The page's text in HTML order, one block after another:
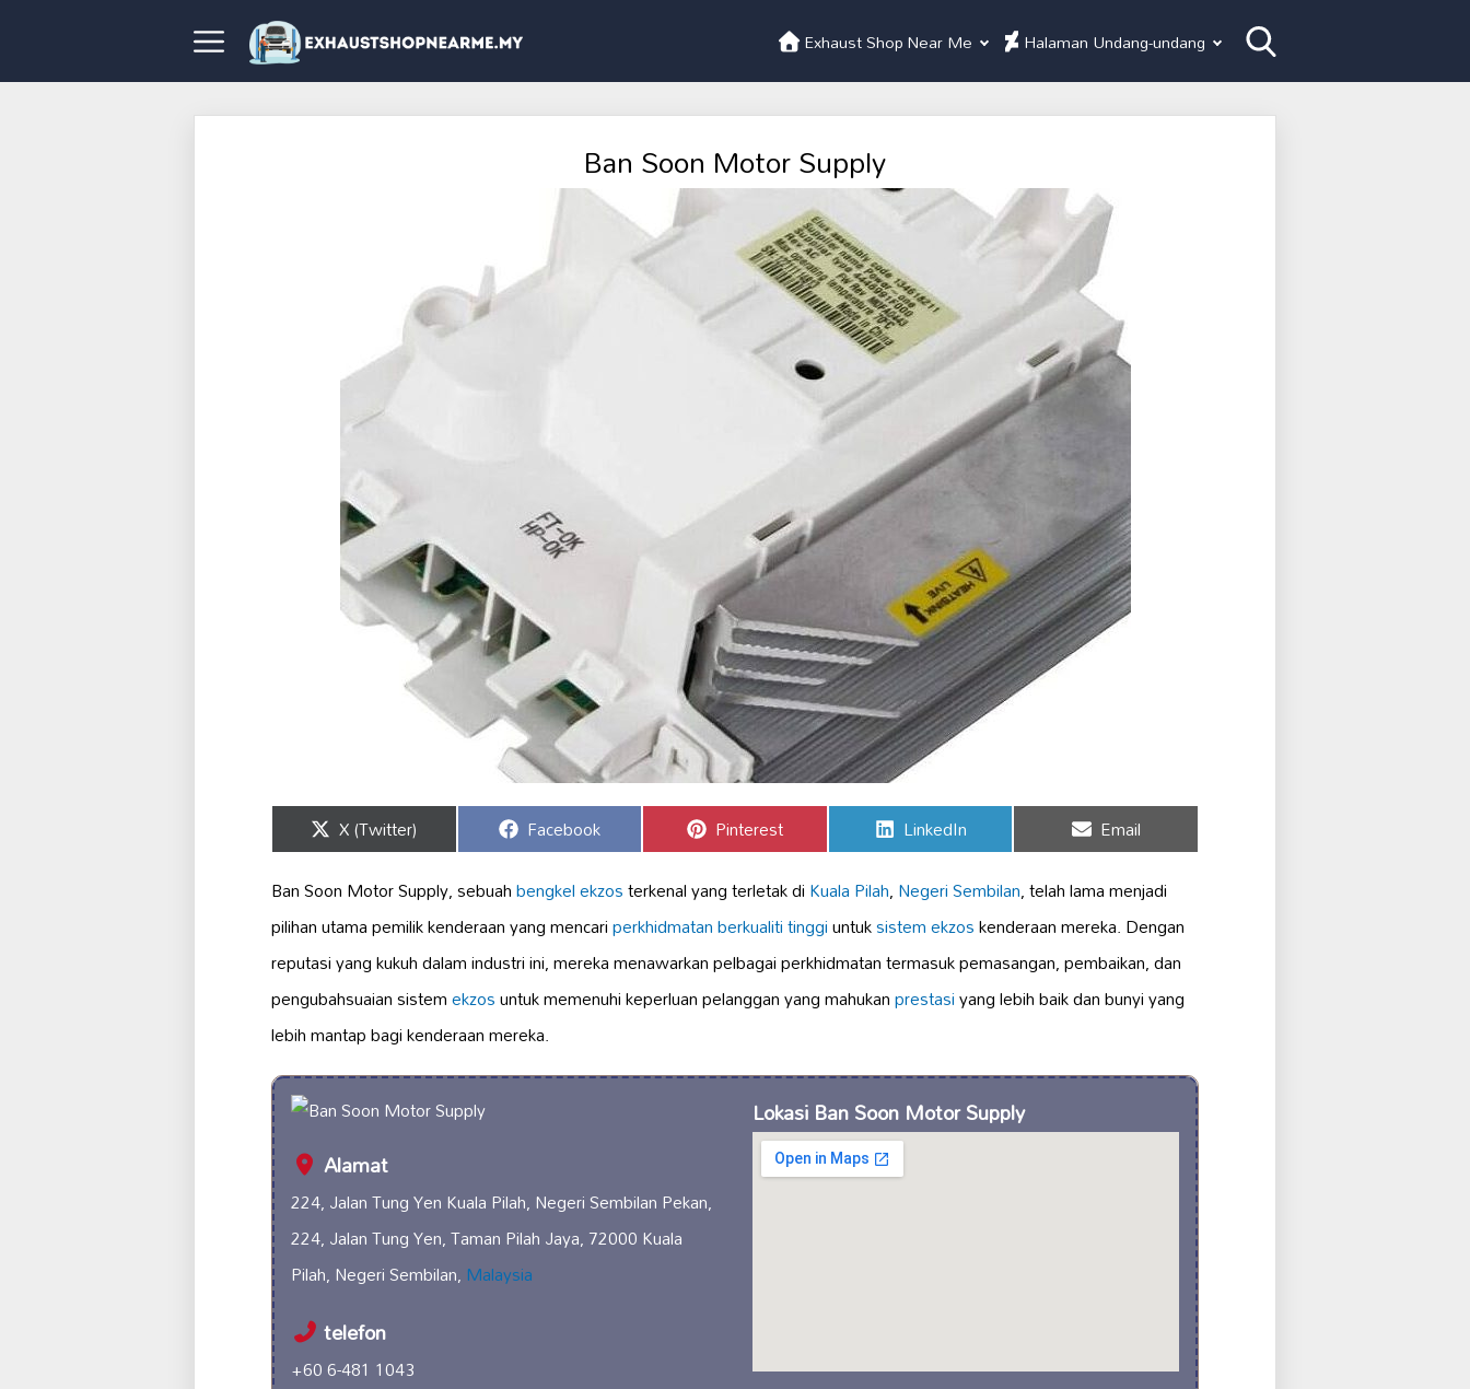
Exhaust Shop Near Me Halaman Undang-undang
Ban Soon Motor Supply
Share
on
X (Twitter) Share
on
Facebook Share
on
Pinterest Share
on
LinkedIn Share
on
Email
Ban Soon Motor Supply, sebuahbengkel ekzosterkenal yang terletak diKuala Pilah,Negeri Sembilan, telah lama menjadi
pilihan utama pemilik kenderaan yang mencariperkhidmatan berkualiti tinggiuntuksistem ekzoskenderaan mereka. Dengan
reputasi yang kukuh dalam industri ini, mereka menawarkan pelbagai perkhidmatan termasuk pemasangan, pembaikan, dan
pengubahsuaian sistemekzosuntuk memenuhi keperluan pelanggan yang mahukanprestasiyang lebih baik dan bunyi yang
lebih mantap bagi kenderaan mereka.
Alamat
224, Jalan Tung Yen Kuala Pilah, Negeri Sembilan Pekan,
224, Jalan Tung Yen, Taman Pilah Jaya, 72000 Kuala
Pilah, Negeri Sembilan,Malaysia
telefon
+60 6-481 1043
Lokasi Ban Soon Motor Supply